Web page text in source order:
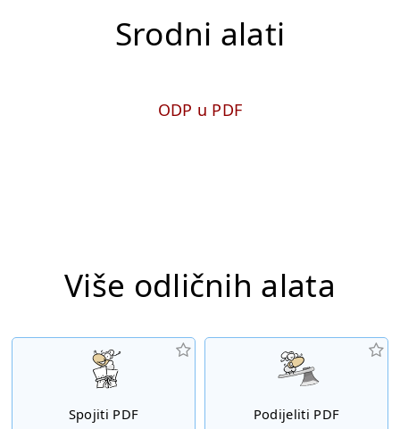
Srodni alati
ODP u PDF
Više odličnih alata
Spojiti PDF Podijeliti PDF